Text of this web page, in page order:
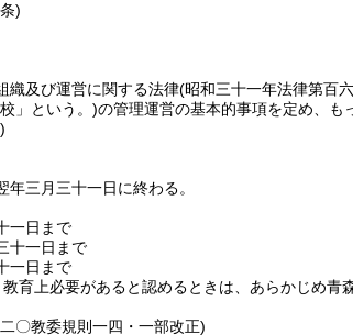
)
織及び運営に関する法律(昭和三十一年法律第百
」という。)の管理運営の基本的事項を定め、も
三月三十一日に終わる。
一日まで
十一日まで
一日まで
育上必要があると認めるときは、あらかじめ青
〇教委規則一四・一部改正)